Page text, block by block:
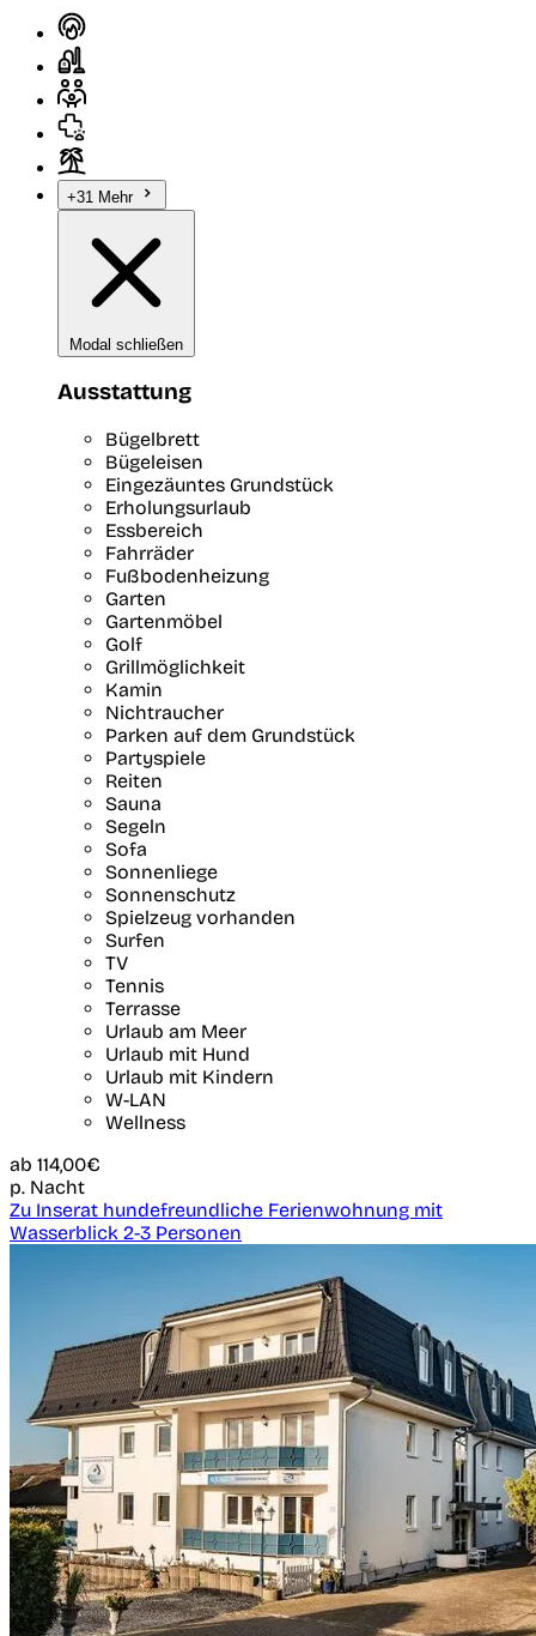
+31 Mehr
Modal schließen
Ausstattung
Bügelbrett
Bügeleisen
Eingezäuntes Grundstück
Erholungsurlaub
Essbereich
Fahrräder
Fußbodenheizung
Garten
Gartenmöbel
Golf
Grillmöglichkeit
Kamin
Nichtraucher
Parken auf dem Grundstück
Partyspiele
Reiten
Sauna
Segeln
Sofa
Sonnenliege
Sonnenschutz
Spielzeug vorhanden
Surfen
TV
Tennis
Terrasse
Urlaub am Meer
Urlaub mit Hund
Urlaub mit Kindern
W-LAN
Wellness
ab 114,00€
p. Nacht
Zu Inserat hundefreundliche Ferienwohnung mit
Wasserblick 2-3 Personen